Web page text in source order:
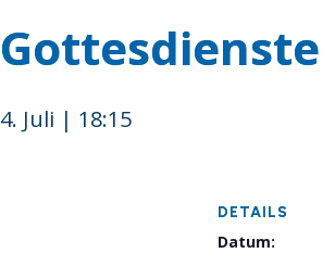
4. Juli | 18:15
DETAILS
Datum: